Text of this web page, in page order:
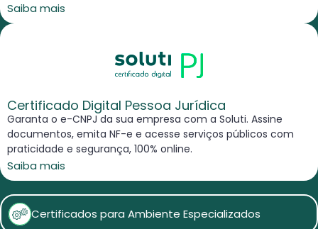
Certificados para Ambiente Especializados
Saiba mais
Certificado Digital Pessoa Jurídica
Garanta o e-CNPJ da sua empresa com a Soluti. Assine
documentos, emita NF-e e acesse serviços públicos com
praticidade e segurança, 100% online.
Saiba mais